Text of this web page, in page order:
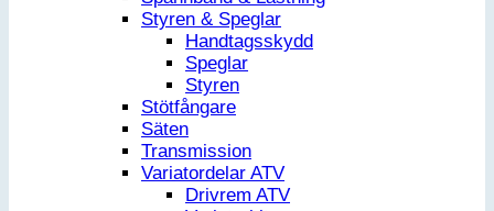
Styren & Speglar
Handtagsskydd
Speglar
Styren
Stötfångare
Säten
Transmission
Variatordelar ATV
Drivrem ATV